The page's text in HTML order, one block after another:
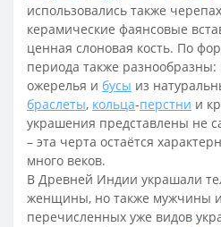
использовались также
керамические фаянсовые
ценная слоновая кость. По
периода также
ожерелья и бусы из
браслеты, кольца-перстни и
украшения представлены не
– эта черта остаётся
много веков.
В Древней Индии украшали
женщины, но также мужчины
перечисленных уже видов